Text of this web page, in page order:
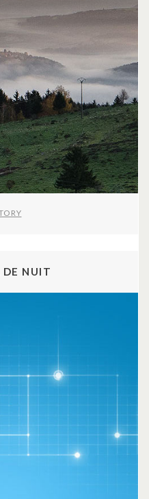
DE NUIT